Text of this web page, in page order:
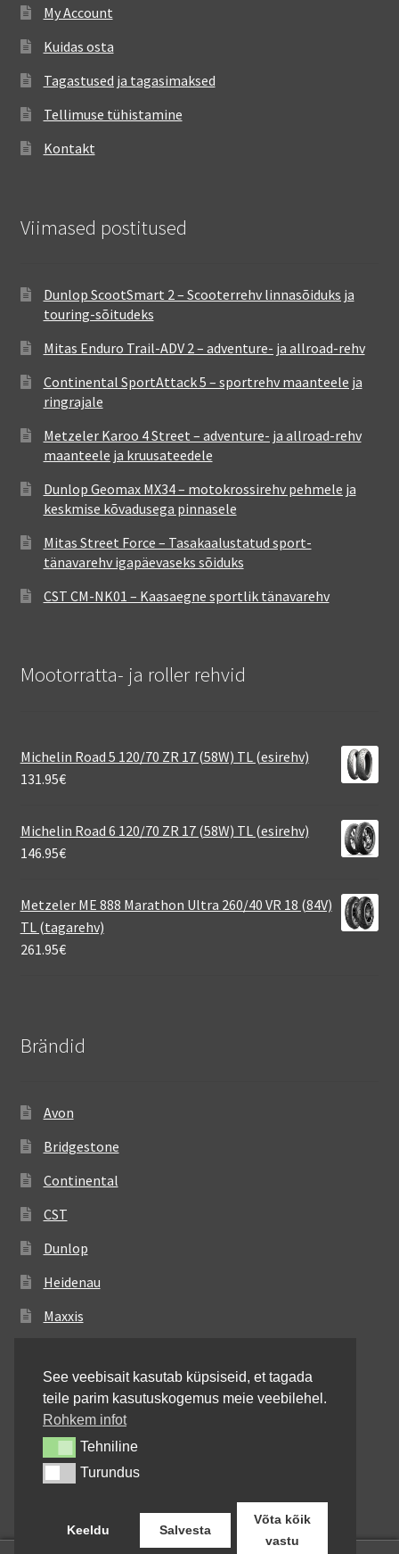
My Account
Kuidas osta
Tagastused ja tagasimaksed
Tellimuse tühistamine
Kontakt
Viimased postitused
Dunlop ScootSmart 2 – Scooterrehv linnasõiduks ja
touring-sõitudeks
Mitas Enduro Trail-ADV 2 – adventure- ja allroad-rehv
Continental SportAttack 5 – sportrehv maanteele ja
ringrajale
Metzeler Karoo 4 Street – adventure- ja allroad-rehv
maanteele ja kruusateedele
Dunlop Geomax MX34 – motokrossirehv pehmele ja
keskmise kõvadusega pinnasele
Mitas Street Force – Tasakaalustatud sport-
tänavarehv igapäevaseks sõiduks
CST CM-NK01 – Kaasaegne sportlik tänavarehv
Mootorratta- ja roller rehvid
Michelin Road 5 120/70 ZR 17 (58W) TL (esirehv)
131.95€
Michelin Road 6 120/70 ZR 17 (58W) TL (esirehv)
146.95€
Metzeler ME 888 Marathon Ultra 260/40 VR 18 (84V)
TL (tagarehv)
261.95€
Brändid
Avon
Bridgestone
Continental
CST
Dunlop
Heidenau
Maxxis
Michelin
Mitas
Pirelli
Shinko
See veebisait kasutab küpsiseid, et tagada
teile parim kasutuskogemus meie veebilehel.
Rohkem infot
TehnilineTehniline
TurundusTurundus
Keeldu Salvesta
Võta kõik
vastu